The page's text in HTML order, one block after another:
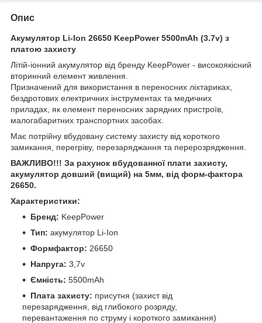
Опис
Акумулятор Li-Ion 26650 KeepPower 5500mAh (3.7v) з
платою захисту
Літій-іонний акумулятор від бренду KeepPower - високоякісний
вторинний елемент живлення.
Призначений для використання в переносних ліхтариках,
бездротових електричних інструментах та медичних
приладах, як елемент переносних зарядних пристроїв,
малогабаритних транспортних засобах.
Має потрійну вбудовану систему захисту від короткого
замикання, перегріву, перезаряджання та перерозрядження.
ВАЖЛИВО!!! За рахунок вбудованної плати захисту,
акумулятор довший (вищий) на 5мм, від форм-фактора
26650.
Характеристики:
Бренд: KeepPower
Тип: акумулятор Li-Ion
Формфактор: 26650
Напруга: 3,7v
Ємність: 5500mAh
Плата захисту: присутня (захист від
перезарядження, від глибокого розряду,
перевантаження по струму і короткого замикання)